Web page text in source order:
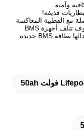
قذيفة!
إذا تم توصيل البطارية بشكل غير صحيح ، فسوف تتلف أجهزة BMS
الإلكترونية بشكل لا يمكن إصلاحه ويجب استبدالها بطاقة BMS جديدة.